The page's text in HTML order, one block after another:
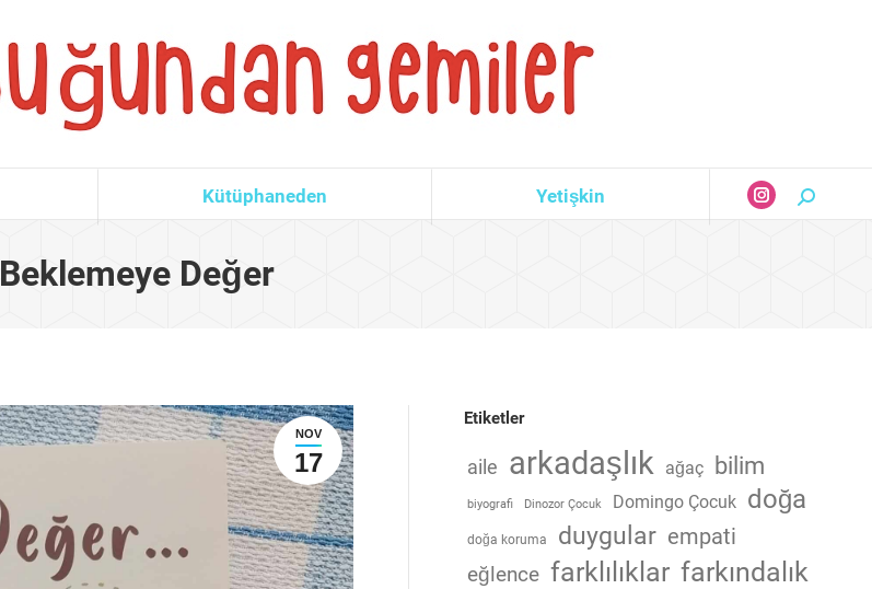
Kütüphaneden Yetişkin
Instagram
Search:
Beklemeye Değer
NOV
17
Etiketler
aile arkadaşlık ağaç bilim
biyografi Dinozor Çocuk Domingo Çocuk doğa
doğa koruma duygular empati
eğlence farklılıklar farkındalık